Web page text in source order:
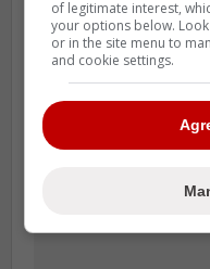
of legitimate interest,
your options below.
or in the site menu to
and cookie settings.